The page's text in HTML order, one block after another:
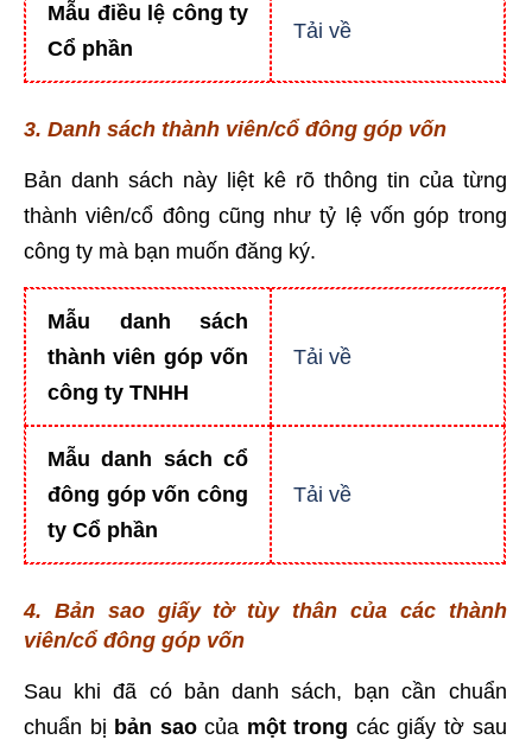
Mẫu điều lệ công ty
Cổ phần
Tải về
3. Danh sách thành viên/cổ đông góp vốn
Bản danh sách này liệt kê rõ thông tin của từng
thành viên/cổ đông cũng như tỷ lệ vốn góp trong
công ty mà bạn muốn đăng ký.
Mẫu danh sách
thành viên góp vốn
công ty TNHH
Tải về
Mẫu danh sách cổ
đông góp vốn công
ty Cổ phần
Tải về
4. Bản sao giấy tờ tùy thân của các thành
viên/cổ đông góp vốn
Sau khi đã có bản danh sách, bạn cần chuẩn
chuẩn bị bản saocủa một trong các giấy tờ sau